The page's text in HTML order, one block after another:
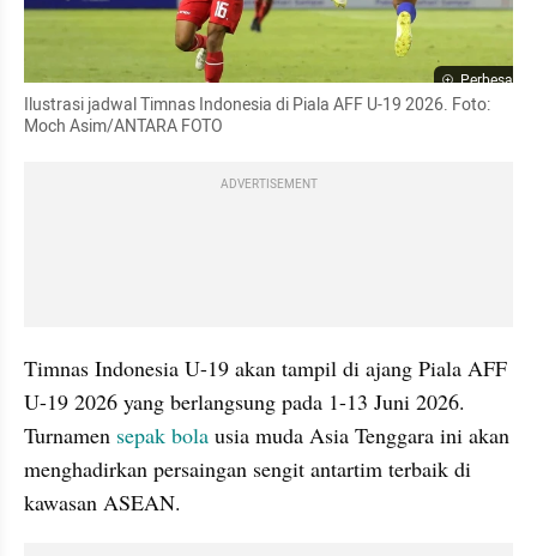
Perbesar
Ilustrasi jadwal Timnas Indonesia di Piala AFF U-19 2026. Foto:
Moch Asim/ANTARA FOTO
ADVERTISEMENT
Timnas Indonesia U-19 akan tampil di ajang Piala AFF
U-19 2026 yang berlangsung pada 1-13 Juni 2026.
Turnamen sepak bola usia muda Asia Tenggara ini akan
menghadirkan persaingan sengit antartim terbaik di
kawasan ASEAN.